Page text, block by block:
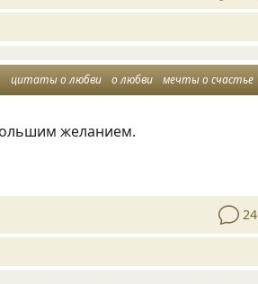
цитаты о любви о любви мечты о счастье
желанием.
24